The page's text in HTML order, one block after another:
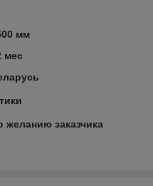
мм
мес
желанию заказчика